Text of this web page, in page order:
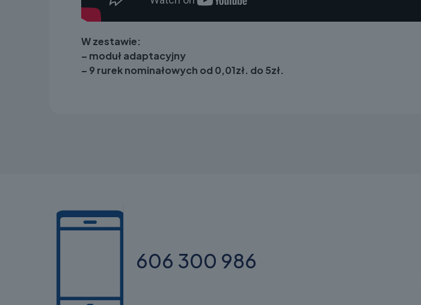
W zestawie:
– moduł adaptacyjny
– 9 rurek nominałowych od 0,01zł. do 5zł.
606 300 986